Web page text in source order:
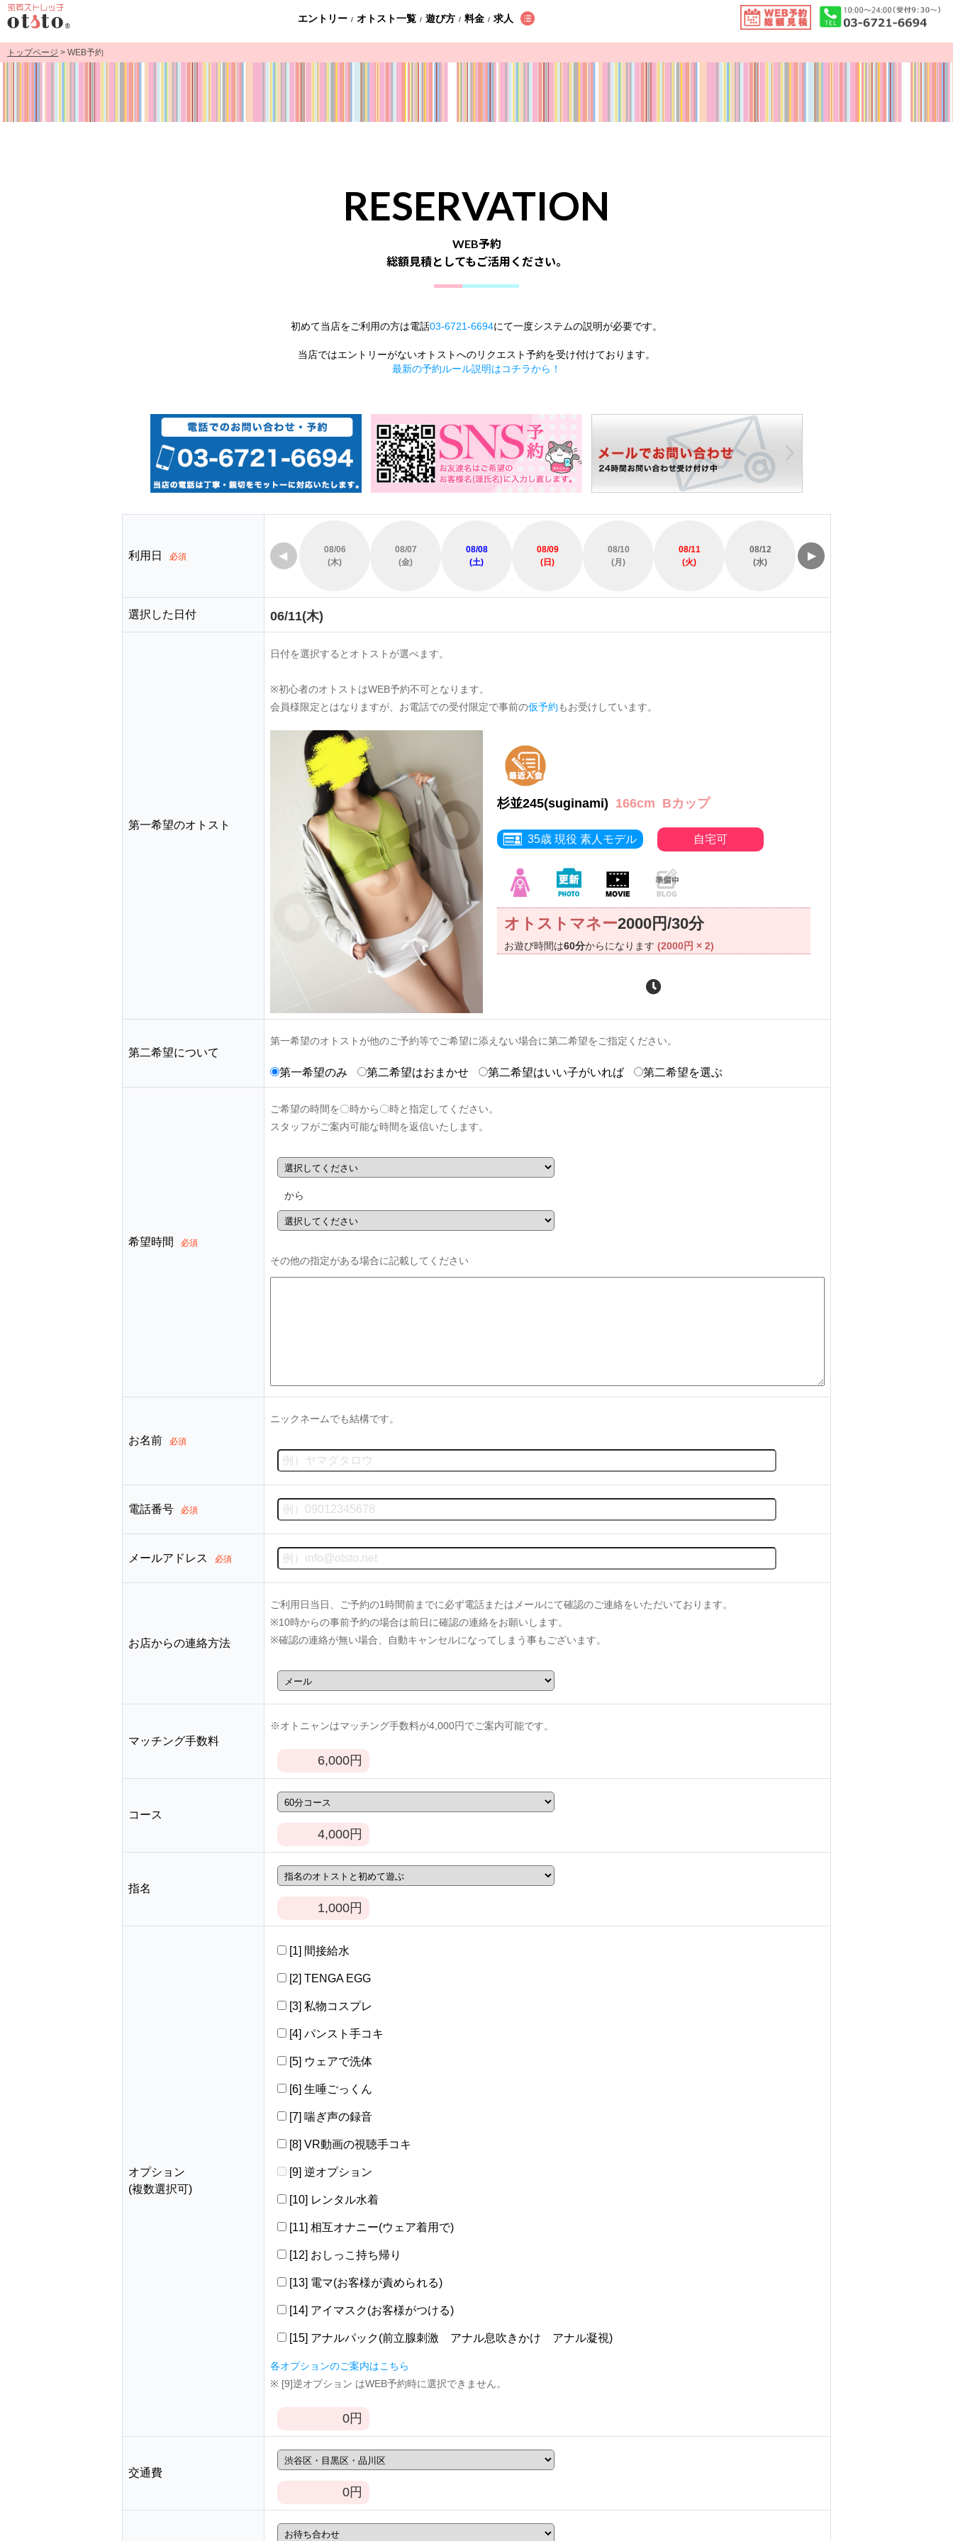
エントリー / オトスト一覧 / 遊び方 / 料金 / 求人
トップページ > WEB予約
RESERVATION
WEB予約
総額見積としてもご活用ください。
初めて当店をご利用の方は電話03-6721-6694にて一度システムの説明が必要です。
当店ではエントリーがないオトストへのリクエスト予約を受け付けております。
最新の予約ルール説明はコチラから！
利用日 必須 ◀
08/06
(木)
08/07
(金)
08/08
(土)
08/09
(日)
08/10
(月)
08/11
(火)
08/12
(水)
08/13
(木)
▶
選択した日付 06/11(木)
第一希望のオトスト
日付を選択するとオトストが選べます。
※初心者のオトストはWEB予約不可となります。
会員様限定とはなりますが、お電話での受付限定で事前の仮予約もお受けしています。
杉並245(suginami) 166cm Bカップ
35歳 現役 素人モデル 自宅可
オトストマネー2000円/30分
お遊び時間は60分からになります (2000円 × 2)
第二希望について
第一希望のオトストが他のご予約等でご希望に添えない場合に第二希望をご指定ください。
第一希望のみ 第二希望はおまかせ 第二希望はいい子がいれば 第二希望を選ぶ
希望時間 必須
ご希望の時間を〇時から〇時と指定してください。
スタッフがご案内可能な時間を返信いたします。
から
その他の指定がある場合に記載してください
お名前 必須
ニックネームでも結構です。
電話番号 必須
メールアドレス 必須
お店からの連絡方法
ご利用日当日、ご予約の1時間前までに必ず電話またはメールにて確認のご連絡をいただいております。
※10時からの事前予約の場合は前日に確認の連絡をお願いします。
※確認の連絡が無い場合、自動キャンセルになってしまう事もございます。
マッチング手数料
※オトニャンはマッチング手数料が4,000円でご案内可能です。
6,000円
コース
4,000円
指名
1,000円
オプション
(複数選択可)
[1] 間接給水
[2] TENGA EGG
[3] 私物コスプレ
[4] パンスト手コキ
[5] ウェアで洗体
[6] 生唾ごっくん
[7] 喘ぎ声の録音
[8] VR動画の視聴手コキ
[9] 逆オプション
[10] レンタル水着
[11] 相互オナニー(ウェア着用で)
[12] おしっこ持ち帰り
[13] 電マ(お客様が責められる)
[14] アイマスク(お客様がつける)
[15] アナルパック(前立腺刺激 アナル息吹きかけ アナル凝視)
各オプションのご案内はこちら
※ [9]逆オプション はWEB予約時に選択できません。
0円
交通費
0円